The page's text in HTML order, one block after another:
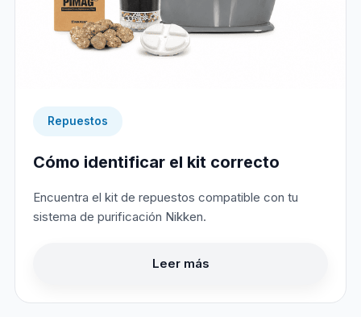
Repuestos
Cómo identificar el kit correcto
Encuentra el kit de repuestos compatible con tu
sistema de purificación Nikken.
Leer más